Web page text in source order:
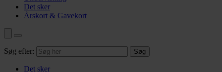
Det sker
Årskort & Gavekort
Søg efter:
Det sker